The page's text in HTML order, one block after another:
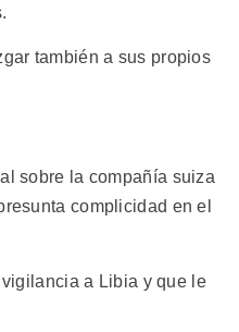
también a sus propios
sobre la compañía suiza
complicidad en el
a Libia y que le